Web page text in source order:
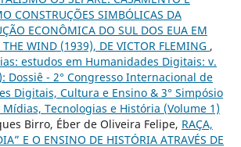
CONSTRUÇÕES SIMBÓLICAS DA
ECONÔMICA DO SUL DOS EUA EM
WIND (1939), DE VICTOR FLEMING ,
estudos em Humanidades Digitais: v.
Dossiê - 2° Congresso Internacional de
Digitais, Cultura e Ensino & 3° Simpósio
Tecnologias e História (Volume 1)
Birro, Éber de Oliveira Felipe, RAÇA,
E O ENSINO DE HISTÓRIA ATRAVÉS DE